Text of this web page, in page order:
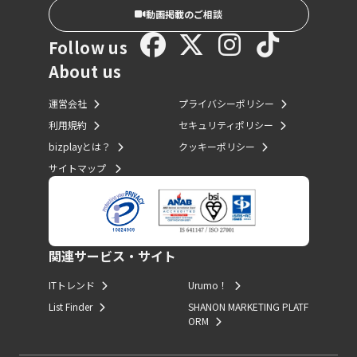
動画掲載のご相談
Follow us
About us
運営会社
利用規約
bizplayとは？
サイトマップ
プライバシーポリシー
セキュリティポリシー
クッキーポリシー
関連サービス・サイト
ITトレンド
List Finder
Urumo！
SHANON MARKETING PLATF
ORM